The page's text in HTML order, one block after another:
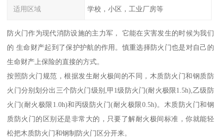
适用区域 学校，小区，工业厂房等
防火门作为现代消防设施的主力军， 它能在灾害发生的时候为我们
的 生命财产起到了保护护航的作用。慎重选择防火门也是对自己的
生命财产上保险的直接的方式。
按照防火门规范，根据发生耐火极间的不同，木质防火门和钢质防
火门分别划分出三个防火门级别,甲1级防火门(耐火极限1.5h),乙级防
火门(耐火极限1.0h)和丙级防火门(耐火极限0.5h)。木质防火门和钢
质防火门的区别还是非常大的，只要了解耐火极间标准，你就能轻
松把木质防火门和钢制防火门区分开来。